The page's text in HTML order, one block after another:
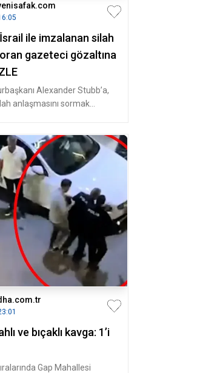
ile imzalanan silah
gazeteci gözaltına
Alexander Stubb’a,
anlaşmasını sormak
ve bıçaklı kavga: 1’i
Gap Mahallesi